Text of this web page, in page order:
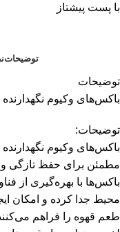
با پست پیشتاز
توضیحات
توضیحات
باکس‌های وکیوم
توضیحات:
باکس‌های وکیوم
مطمئن برای حفظ تازگی
باکس‌ها با بهره‌گیری از
محیط جدا کرده و امکان
طعم قهوه را فراهم